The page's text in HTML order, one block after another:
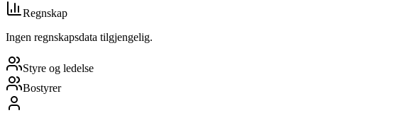
Regnskap
Ingen regnskapsdata tilgjengelig.
Styre og ledelse
Bostyrer